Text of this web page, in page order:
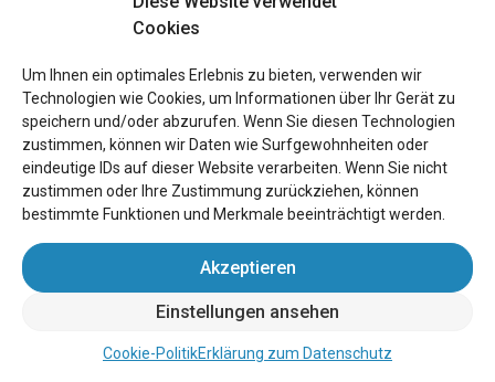
wichtigsten Einrichtungen, die Sie benötigen,
Waschmöglichkeiten, WLAN oder einen
Kamin. Prüfen Sie, ob diese Einrichtungen in
der Unterkunft, die Sie buchen möchten,
vorhanden sind.
Größe und Raumaufteilung: Stellen Sie
sicher, dass das Ferienhaus groß genug für
Ihre Reisegruppe ist. Berücksichtigen Sie die
Anzahl der Schlaf- und Badezimmer und ob
die Räume für die Bedürfnisse Ihrer Gruppe
geeignet sind.
Bewertungen und Erfahrungen: Lesen Sie
Cookies
Um Ihnen ein optimales Erlebnis zu bieten, verwenden wir
Technologien wie Cookies, um Informationen über Ihr Gerät zu
speichern und/oder abzurufen. Wenn Sie diesen Technologien
zustimmen, können wir Daten wie Surfgewohnheiten oder
eindeutige IDs auf dieser Website verarbeiten. Wenn Sie nicht
zustimmen oder Ihre Zustimmung zurückziehen, können
bestimmte Funktionen und Merkmale beeinträchtigt werden.
Akzeptieren
Einstellungen ansehen
Cookie-PolitikErklärung zum Datenschutz